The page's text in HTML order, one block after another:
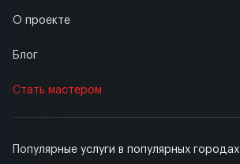
Популярные услуги в популярных городах
О проекте
Блог
Стать мастером